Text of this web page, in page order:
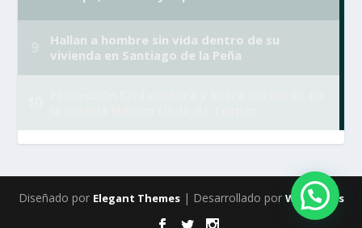
Diseñado por Elegant Themes| Desarrollado por WordPress